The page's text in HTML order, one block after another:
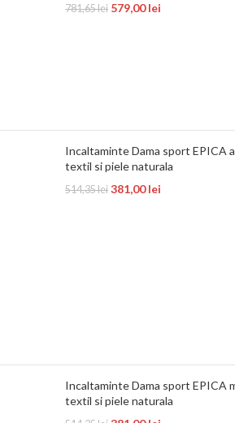
781,65lei 579,00lei
Incaltaminte Dama sport EPICA
textil si piele naturala
514,35lei 381,00lei
Incaltaminte Dama sport EPICA
textil si piele naturala